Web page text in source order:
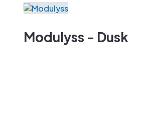
Modulyss - Dusk